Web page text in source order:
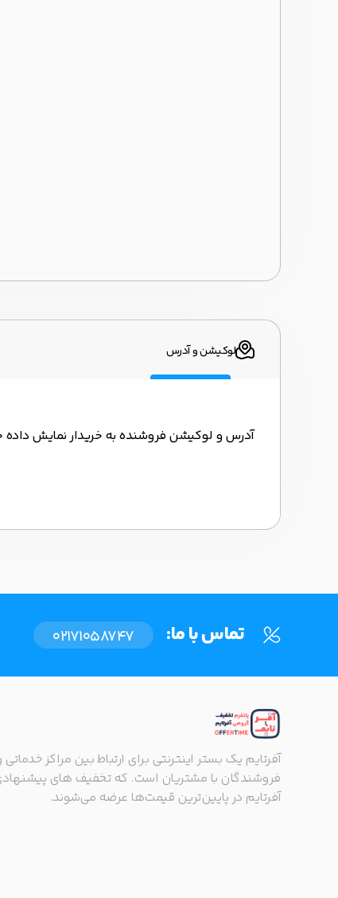
لوکیشن و آدرس
آدرس و لوکیشن فروشنده به خریدار نمایش
تماس با ما: 02171058747
آفرتایم یک بستر اینترنتی برای ارتباط بین مراکز خدماتی
فروشندگان با مشتریان است. که تخفیف های
آفرتایم در پایین‌ترین قیمت‌ها عرضه می‌شوند.